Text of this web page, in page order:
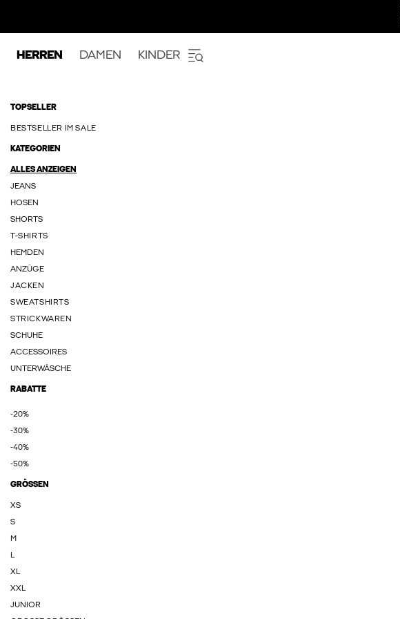
HERREN DAMEN KINDER
TOPSELLER
BESTSELLER IM SALE
KATEGORIEN
ALLES ANZEIGEN
JEANS
HOSEN
SHORTS
T-SHIRTS
HEMDEN
ANZÜGE
JACKEN
SWEATSHIRTS
STRICKWAREN
SCHUHE
ACCESSOIRES
UNTERWÄSCHE
RABATTE
-20%
-30%
-40%
-50%
GRÖSSEN
XS
S
M
L
XL
XXL
JUNIOR